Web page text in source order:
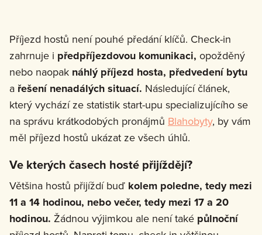
Příjezd hostů není pouhé předání klíčů. Check-in
zahrnuje i předpříjezdovou komunikaci, opožděný
nebo naopak náhlý příjezd hosta, předvedení bytu
a řešení nenadálých situací. Následující článek,
který vychází ze statistik start-upu specializujícího se
na správu krátkodobých pronájmů Blahobyty, by vám
měl příjezd hostů ukázat ze všech úhlů.
Ve kterých časech hosté přijíždějí?
Většina hostů přijíždí buď kolem poledne, tedy mezi
11 a 14 hodinou, nebo večer, tedy mezi 17 a 20
hodinou. Žádnou výjimkou ale není také půlnoční